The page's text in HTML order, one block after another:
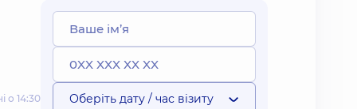
о 14:30 Оберіть дату / час візиту